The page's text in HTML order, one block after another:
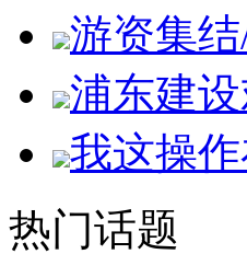
游资集
浦东建
我这操
热门话题